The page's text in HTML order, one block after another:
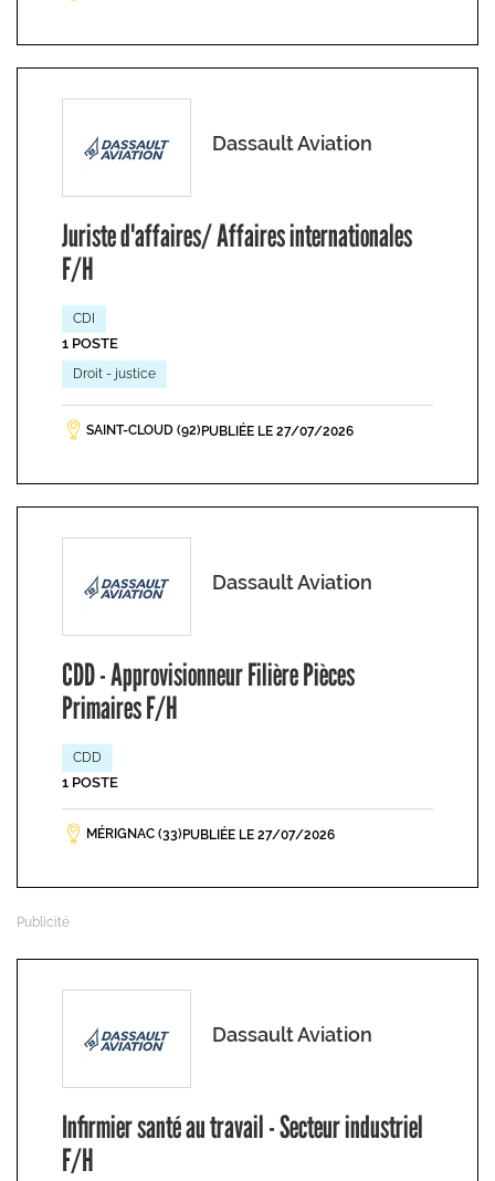
Dassault Aviation
Juriste d'affaires/ Affaires internationales
F/H
CDI
1 POSTE
Droit - justice
SAINT-CLOUD (92) PUBLIÉE LE 27/07/2026
Dassault Aviation
CDD - Approvisionneur Filière Pièces
Primaires F/H
CDD
1 POSTE
MÉRIGNAC (33) PUBLIÉE LE 27/07/2026
Dassault Aviation
Infirmier santé au travail - Secteur industriel
F/H